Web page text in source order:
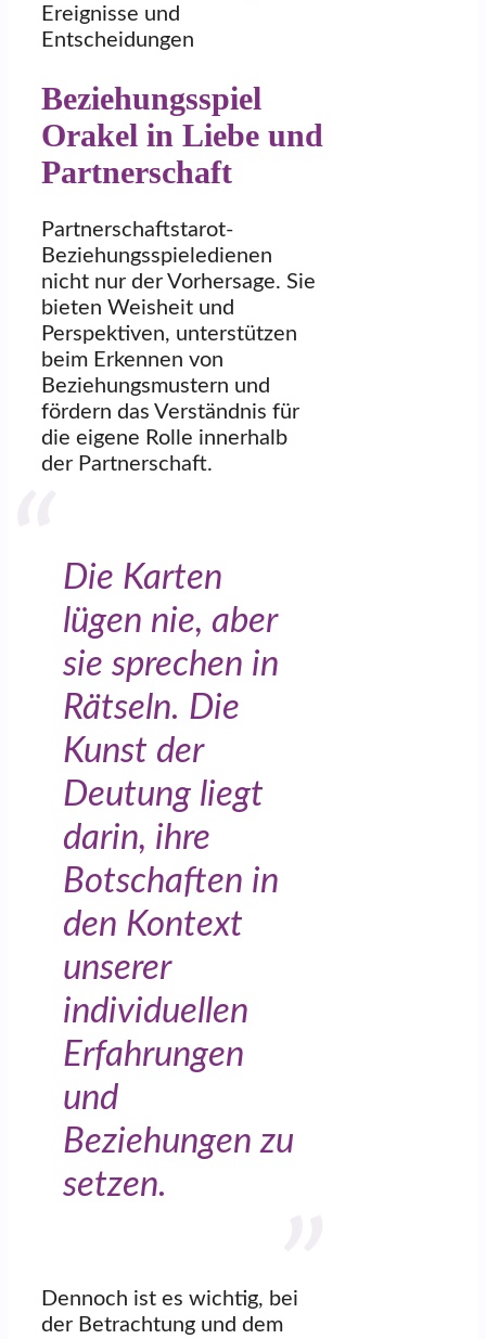
Ereignisse und
Entscheidungen
Beziehungsspiel
Orakel in Liebe und
Partnerschaft
Partnerschaftstarot-
Beziehungsspieledienen
nicht nur der Vorhersage. Sie
bieten Weisheit und
Perspektiven, unterstützen
beim Erkennen von
Beziehungsmustern und
fördern das Verständnis für
die eigene Rolle innerhalb
der Partnerschaft.
Die Karten
lügen nie, aber
sie sprechen in
Rätseln. Die
Kunst der
Deutung liegt
darin, ihre
Botschaften in
den Kontext
unserer
individuellen
Erfahrungen
und
Beziehungen zu
setzen.
Dennoch ist es wichtig, bei
der Betrachtung und dem